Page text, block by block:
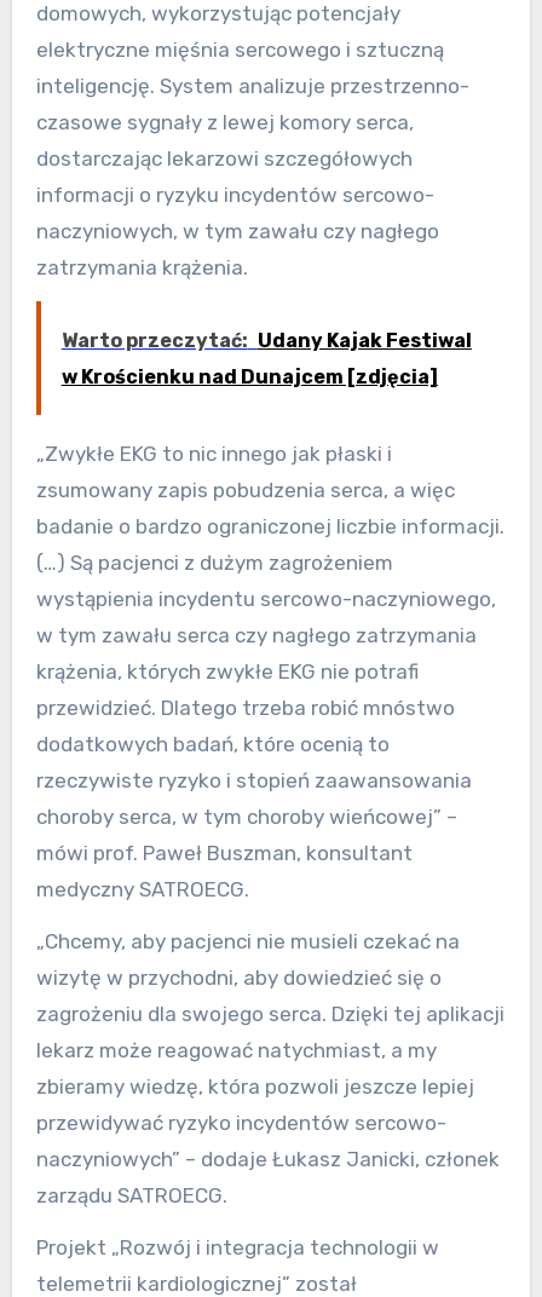
domowych, wykorzystując potencjały
elektryczne mięśnia sercowego i sztuczną
inteligencję. System analizuje przestrzenno-
czasowe sygnały z lewej komory serca,
dostarczając lekarzowi szczegółowych
informacji o ryzyku incydentów sercowo-
naczyniowych, w tym zawału czy nagłego
zatrzymania krążenia.
Warto przeczytać: Udany Kajak Festiwal
w Krościenku nad Dunajcem [zdjęcia]
„Zwykłe EKG to nic innego jak płaski i
zsumowany zapis pobudzenia serca, a więc
badanie o bardzo ograniczonej liczbie informacji.
(…) Są pacjenci z dużym zagrożeniem
wystąpienia incydentu sercowo-naczyniowego,
w tym zawału serca czy nagłego zatrzymania
krążenia, których zwykłe EKG nie potrafi
przewidzieć. Dlatego trzeba robić mnóstwo
dodatkowych badań, które ocenią to
rzeczywiste ryzyko i stopień zaawansowania
choroby serca, w tym choroby wieńcowej” –
mówi prof. Paweł Buszman, konsultant
medyczny SATROECG.
„Chcemy, aby pacjenci nie musieli czekać na
wizytę w przychodni, aby dowiedzieć się o
zagrożeniu dla swojego serca. Dzięki tej aplikacji
lekarz może reagować natychmiast, a my
zbieramy wiedzę, która pozwoli jeszcze lepiej
przewidywać ryzyko incydentów sercowo-
naczyniowych” – dodaje Łukasz Janicki, członek
zarządu SATROECG.
Projekt „Rozwój i integracja technologii w
telemetrii kardiologicznej” został